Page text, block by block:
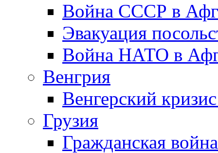
Война СССР в
Эвакуация
Война НАТО в
Венгрия
Венгерский
Грузия
Гражданская